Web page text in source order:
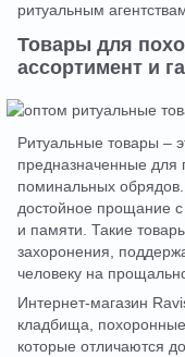
ритуальным
Товары для
ассортимент и
Ритуальные товары –
предназначенные для
поминальных
достойное прощание
и памяти. Такие
захоронения,
человеку на
Интернет-магазин
кладбища,
которые отличаются